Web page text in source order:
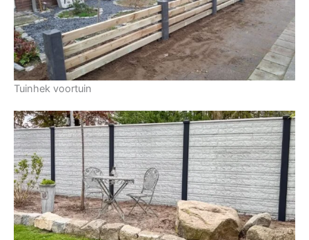
Tuinhek voortuin